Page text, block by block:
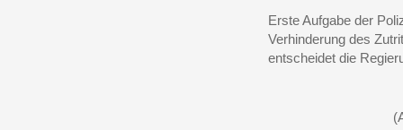
Erste Aufgabe der
Verhinderung des
entscheidet die